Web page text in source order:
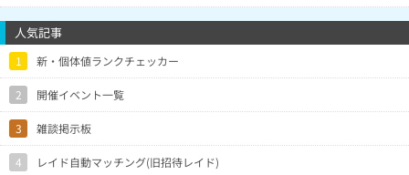
人気記事
1 新・個体値ランクチェッカー
2 開催イベント一覧
3 雑談掲示板
4 レイド自動マッチング(旧招待レイド)